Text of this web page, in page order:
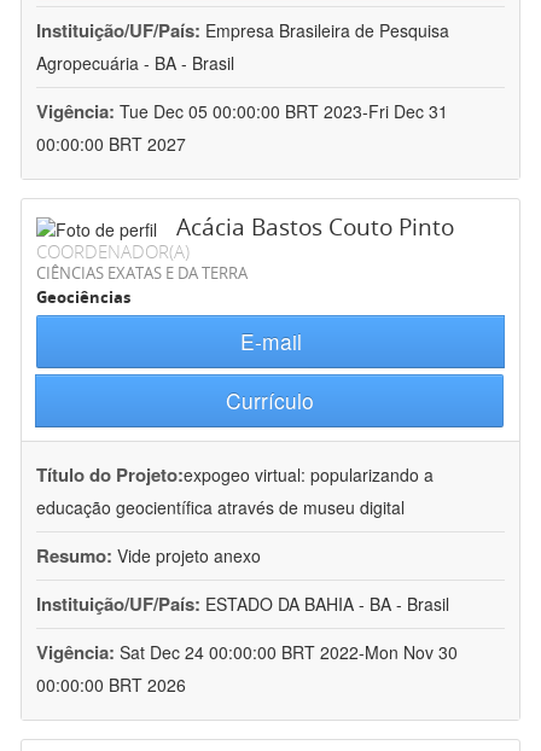
Instituição/UF/País: Empresa Brasileira de Pesquisa
Agropecuária - BA - Brasil
Vigência: Tue Dec 05 00:00:00 BRT 2023-Fri Dec 31
00:00:00 BRT 2027
Acácia Bastos Couto Pinto
COORDENADOR(A)
CIÊNCIAS EXATAS E DA TERRA
Geociências
E-mail
Currículo
Título do Projeto:expogeo virtual: popularizando a
educação geocientífica através de museu digital
Resumo: Vide projeto anexo
Instituição/UF/País: ESTADO DA BAHIA - BA - Brasil
Vigência: Sat Dec 24 00:00:00 BRT 2022-Mon Nov 30
00:00:00 BRT 2026